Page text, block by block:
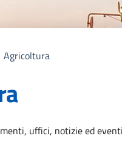
Agricoltura
uffici, notizie ed